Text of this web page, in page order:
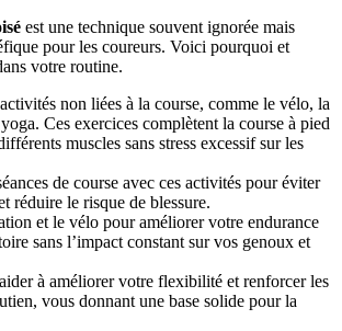
est une technique souvent ignorée mais
pour les coureurs. Voici pourquoi et
votre routine.
non liées à la course, comme le vélo, la
Ces exercices complètent la course à pied
muscles sans stress excessif sur les
de course avec ces activités pour éviter
réduire le risque de blessure.
et le vélo pour améliorer votre endurance
sans l’impact constant sur vos genoux et
à améliorer votre flexibilité et renforcer les
vous donnant une base solide pour la